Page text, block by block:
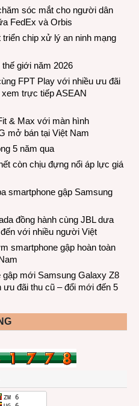
sóc mắt cho người dân
FedEx và Orbis
chip xử lý an ninh mạng
giới năm 2026
FPT Play với nhiều ưu đãi
trực tiếp ASEAN
& Max với màn hình
mở bán tại Việt Nam
5 năm qua
còn chịu đựng nổi áp lực giá
smartphone gập Samsung
đồng hành cùng JBL dưa
với nhiều người Việt
smartphone gập hoàn toàn
mới Samsung Galaxy Z8
đãi thu cũ – đổi mới đến 5